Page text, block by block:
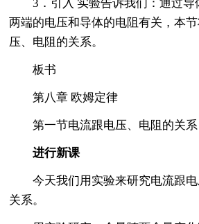
3．引入 实验告诉我们：通过
两端的电压和导体的电阻有关，本
压、电阻的关系。
板书
第八章 欧姆定律
第一节电流跟电压、电阻的关系
进行新课
今天我们用实验来研究电流跟
关系。